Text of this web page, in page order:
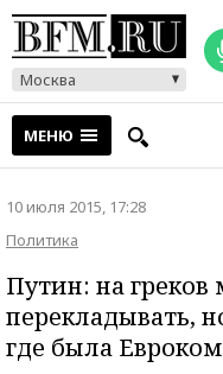
Москва
МЕНЮ
10 июля 2015, 17:28
Политика
Путин: на греков
перекладывать,
где была